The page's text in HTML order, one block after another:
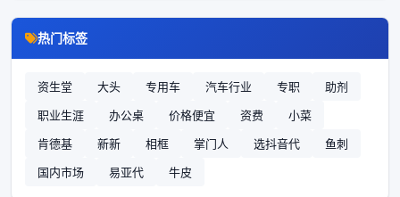
热门标签
资生堂 大头 专用车 汽车行业 专职
助剂
职业生涯
办公桌 价格便宜 资费
小菜
肯德基
新新 相框 掌门人 选抖音代
鱼刺
国内市场
易亚代 牛皮